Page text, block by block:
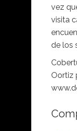
vez
visita
de los
Oortiz